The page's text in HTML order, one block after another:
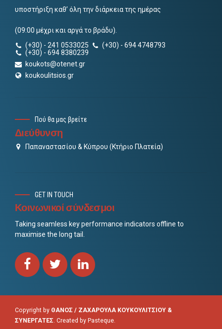
υποστήριξη καθ’ όλη την διάρκεια της ημέρας
(09:00 μέχρι και αργά το βράδυ).
(+30) - 241 0533025
(+30) - 694 4748793
(+30) - 694 8380239
koukots@otenet.gr
koukoulitsios.gr
Πού θα μας βρείτε
Διεύθυνση
Παπαναστασίου & Κύπρου (Κτήριο Πλατεία)
GET IN TOUCH
Κοινωνικοί σύνδεσμοι
Taking seamless key performance indicators offline to
maximise the long tail.
Copyright by ΘΑΝΟΣ / ΖΑΧΑΡΟΥΛΑ ΚΟΥΚΟΥΛΙΤΣΙΟΥ &
ΣΥΝΕΡΓΑΤΕΣ . Created by Pasteque